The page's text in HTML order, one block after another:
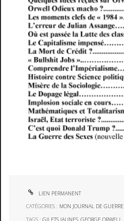
LIEN PERMANENT
CATÉGORIES : MON JOURNAL DE GUERRE
TAGS :GILETS JAUNES,GEORGE ORWELL ,